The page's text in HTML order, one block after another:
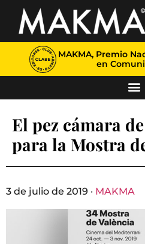
MAKMA, Premio
en
El pez cámara
para la Mostra
3 de julio de 2019 · MAKMA